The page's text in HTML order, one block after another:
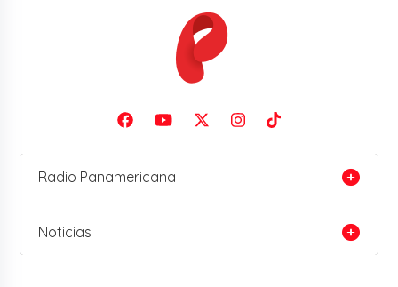
Radio Panamericana
Noticias